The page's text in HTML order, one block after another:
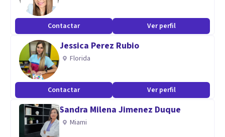
Contactar Ver perfil
Jessica Perez Rubio
Florida
Contactar Ver perfil
Sandra Milena Jimenez Duque
Miami